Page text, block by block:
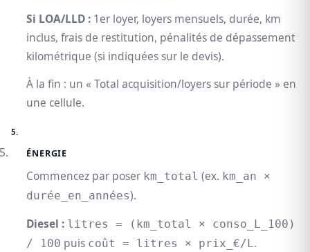
Si LOA/LLD : 1er loyer, loyers mensuels, durée, km
inclus, frais de restitution, pénalités de dépassement
kilométrique (si indiquées sur le devis).
À la fin : un « Total acquisition/loyers sur période » en
une cellule.
ÉNERGIE
Commencez par poser km_total (ex. km_an ×
durée_en_années).
Diesel : litres = (km_total × conso_L_100)
/ 100 puis coût = litres × prix_€/L.